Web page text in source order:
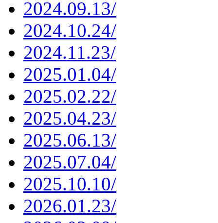
2024.09.13/
2024.10.24/
2024.11.23/
2025.01.04/
2025.02.22/
2025.04.23/
2025.06.13/
2025.07.04/
2025.10.10/
2026.01.23/